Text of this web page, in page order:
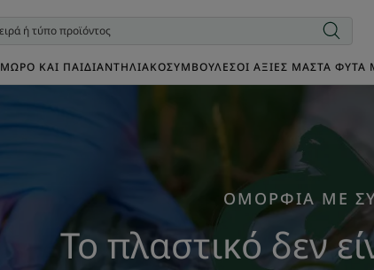
ΜΩΡΌ ΚΑΙ ΠΑΙΔΊΑΝΤΗΛΙΑΚΌΣΥΜΒΟΥΛΈΣΟΙ ΑΞΊΕΣ ΜΑΣΤΑ ΦΥΤΆ
ΟΜΟΡΦΙΑ ΜΕ
Το πλαστικό δεν